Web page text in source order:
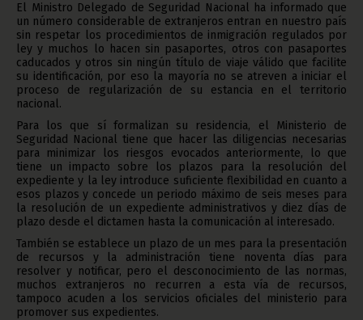
El Ministro Delegado de Seguridad Nacional ha informado que
un número considerable de extranjeros entran en nuestro país
sin respetar los procedimientos de inmigración regulados por
ley y muchos lo hacen sin pasaportes, otros con pasaportes
caducados y otros sin ningún título de viaje válido que facilite
su identificación, por eso la mayoría no se atreven a iniciar el
proceso de regularización de su estancia en el territorio
nacional.
Para los que sí formalizan su residencia, el Ministerio de
Seguridad Nacional tiene que hacer las diligencias necesarias
para minimizar los riesgos evocados anteriormente, lo que
tiene un impacto sobre los plazos para la resolución del
expediente y la ley introduce suficiente flexibilidad en cuanto a
esos plazos y concede un periodo máximo de seis meses para
la resolución de un expediente administrativos y diez días de
plazo desde el dictamen hasta la comunicación al interesado.
También se establece un plazo de un mes para la presentación
de recursos y la administración tiene noventa días para
resolver y notificar, pero el desconocimiento de las normas,
muchos extranjeros no recurren a esta vía de recursos,
tampoco acuden a los servicios oficiales del ministerio para
promover sus expedientes.